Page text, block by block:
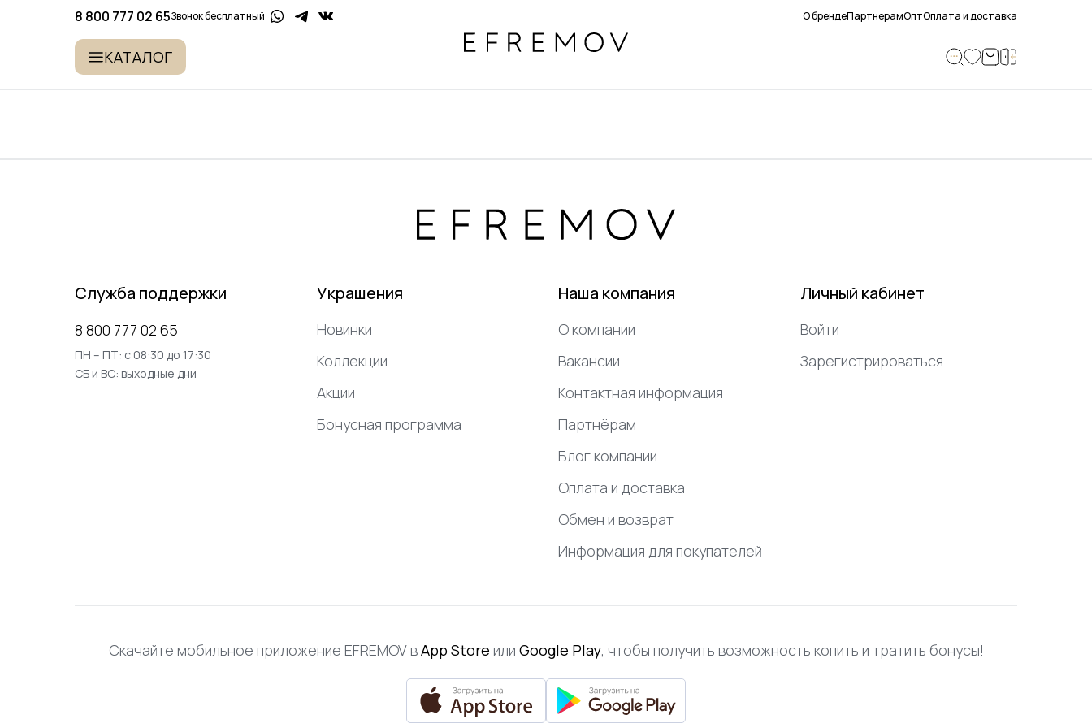
8 800 777 02 65Звонок бесплатный О брендеПартнерамОптОплата и доставка
КАТАЛОГ
Служба поддержки
8 800 777 02 65
ПН – ПТ: с 08:30 до 17:30
СБ и ВС: выходные дни
Украшения
Новинки
Коллекции
Акции
Бонусная программа
Наша компания
О компании
Вакансии
Контактная информация
Партнёрам
Блог компании
Оплата и доставка
Обмен и возврат
Информация для покупателей
Личный кабинет
Войти
Зарегистрироваться
Скачайте мобильное приложение EFREMOV вApp Store или Google Play, чтобы получить возможность копить и тратить бонусы!